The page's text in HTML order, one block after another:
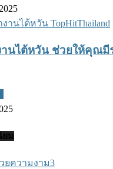
านไต้หวัน ช่วยให้คุณมี
ยม
ยความงาม3